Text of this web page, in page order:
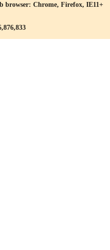
browser: Chrome, Firefox, IE11+